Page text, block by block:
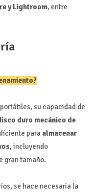
y Lightroom, entre
su capacidad de
duro mecánico de
para almacenar
, incluyendo
gran tamaño.
se hace necesaria la